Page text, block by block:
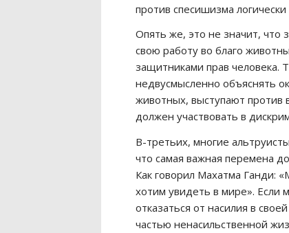
против спесишизма
Опять же, это не значит,
свою работу во благо
защитниками прав человека.
недвусмысленно объяснять
животных, выступают против
должен участвовать в
В-третьих, многие
что самая важная перемена
Как говорил Махатма Ганди:
хотим увидеть в мире».
отказаться от насилия в
частью ненасильственной